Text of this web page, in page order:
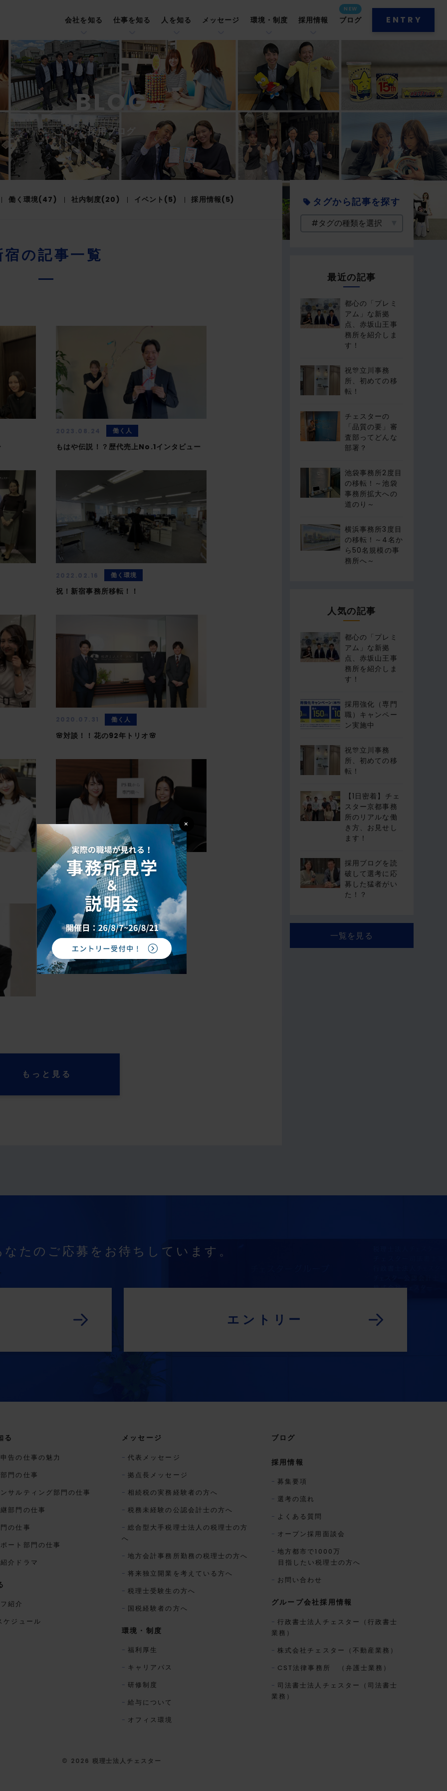
会社を知る 仕事を知る 人を知る メッセージ 環境・制度 採用情報 ブログ ENTRY
BLOG
採用ブログ
働く環境(47) 社内制度(20) イベント(5) 採用情報(5)
宿の記事一覧
2023.08.24 働く人
もはや伝説！？歴代売上No.1インタビュー
2022.02.16 働く環境
祝！新宿事務所移転！！
2020.07.31 働く人
🌸対談！！花の92年トリオ🌸
2020.03.04 社内制度
PS職から専門職へ！
もっと見る
タグから記事を探す
最近の記事
都心の「プレミ
アム」な新拠
点、赤坂山王事
務所を紹介しま
す！
祝🎊立川事務
所、初めての移
転！
チェスターの
「品質の要」審
査部ってどんな
部署？
池袋事務所2度目
の移転！～池袋
事務所拡大への
道のり～
横浜事務所3度目
の移転！～4名か
ら50名規模の事
務所へ～
人気の記事
都心の「プレミ
アム」な新拠
点、赤坂山王事
務所を紹介しま
す！
採用強化（専門
職）キャンペー
ン実施中
祝🎊立川事務
所、初めての移
転！
【1日密着】チェ
スター京都事務
所のリアルな働
き方、お見せし
ます！
採用ブログを読
破して選考に応
募した猛者がい
た！？
一覧を見る
なたのご応募を お待ちしています。
エントリー
る
告の仕事の魅力
門の仕事
サルティング部門の仕事
部門の仕事
の仕事
ート部門の仕事
介ドラマ
紹介
ケジュール
メッセージ
代表メッセージ
拠点長メッセージ
相続税の実務経験者の方へ
税務未経験の公認会計士の方へ
総合型大手税理士法人の税理士の方
へ
地方会計事務所勤務の税理士の方へ
将来独立開業を考えている方へ
税理士受験生の方へ
国税経験者の方へ
環境・制度
福利厚生
キャリアパス
研修制度
給与について
オフィス環境
ブログ
採用情報
募集要項
選考の流れ
よくある質問
オープン採用面談会
地方都市で1000万
目指したい税理士の方へ
お問い合わせ
グループ会社採用情報
行政書士法人チェスター（行政書士
業務）
株式会社チェスター（不動産業務）
CST法律事務所 （弁護士業務）
司法書士法人チェスター（司法書士
業務）
© 2026 税理士法人チェスター
×